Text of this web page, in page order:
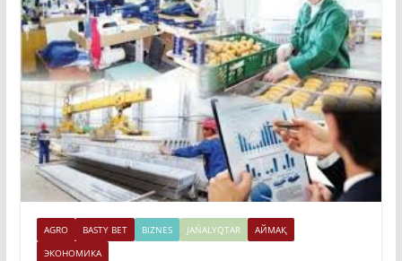
AGRO BASTY BET BIZNES JAŃALYQTAR
АЙМАҚ
ЭКОНОМИКА